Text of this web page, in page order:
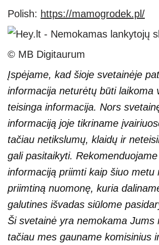
Polish: https://mamogrodek.pl/
© MB Digitaurum
Įspėjame, kad šioje svetainėje
informacija neturėtų būti laikoma
teisinga informacija. Nors
informaciją joje tikriname
tačiau netikslumų, klaidų ir
gali pasitaikyti.
informaciją priimti kaip šiuo metu
priimtiną nuomonę, kuria
galutines išvadas siūlome
Ši svetainė yra nemokama Jums
tačiau mes gauname komisinius